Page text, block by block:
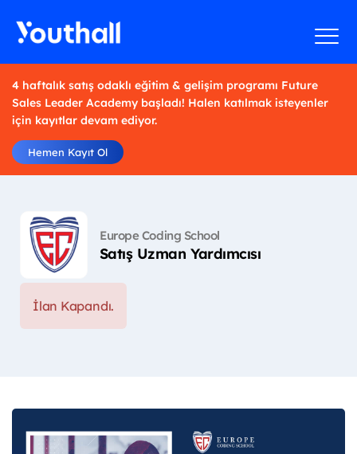
4 haftalık satış odaklı eğitim & gelişim programı Future
Sales Leader Academy başladı! Halen katılmak isteyenler
için kayıtlar devam ediyor.
Hemen Kayıt Ol
Europe Coding School
Satış Uzman Yardımcısı
İlan Kapandı.